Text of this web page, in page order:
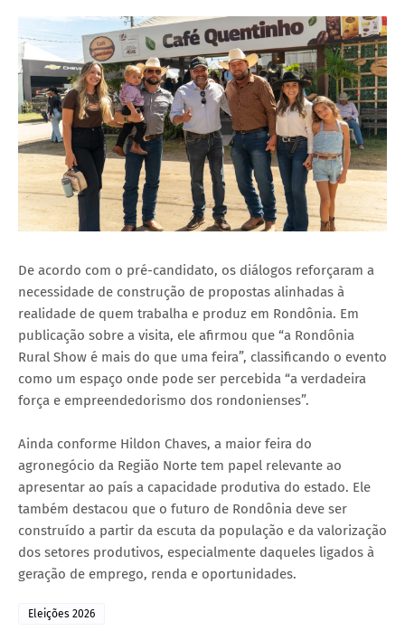
De acordo com o pré-candidato, os diálogos reforçaram a
necessidade de construção de propostas alinhadas à
realidade de quem trabalha e produz em Rondônia. Em
publicação sobre a visita, ele afirmou que “a Rondônia
Rural Show é mais do que uma feira”, classificando o evento
como um espaço onde pode ser percebida “a verdadeira
força e empreendedorismo dos rondonienses”.
Ainda conforme Hildon Chaves, a maior feira do
agronegócio da Região Norte tem papel relevante ao
apresentar ao país a capacidade produtiva do estado. Ele
também destacou que o futuro de Rondônia deve ser
construído a partir da escuta da população e da valorização
dos setores produtivos, especialmente daqueles ligados à
geração de emprego, renda e oportunidades.
Eleições 2026